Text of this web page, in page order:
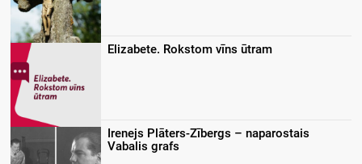
Elizabete. Rokstom vīns ūtram
Irenejs Plāters-Zībergs – naparostais
Vabalis grafs